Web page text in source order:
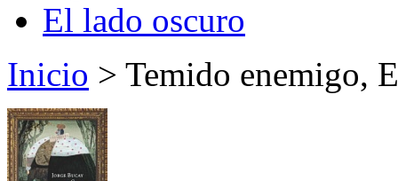
El lado oscuro
Inicio > Temido enemigo,